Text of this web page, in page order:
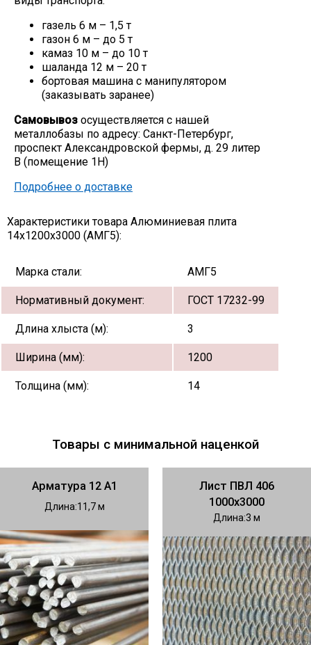
газель 6 м – 1,5 т
газон 6 м – до 5 т
камаз 10 м – до 10 т
шаланда 12 м – 20 т
бортовая машина с манипулятором
(заказывать заранее)
Самовывоз осуществляется с нашей
металлобазы по адресу: Санкт-Петербург,
проспект Александровской фермы, д. 29 литер
В (помещение 1Н)
Подробнее о доставке
Характеристики товара Алюминиевая плита
14х1200х3000 (АМГ5):
Марка стали: АМГ5
Нормативный документ: ГОСТ 17232-99
Длина хлыста (м): 3
Ширина (мм): 1200
Толщина (мм): 14
Товары с минимальной наценкой
Арматура 12 А1
Длина 11,7
Лист ПВЛ 406
1000х3000
Длина 3